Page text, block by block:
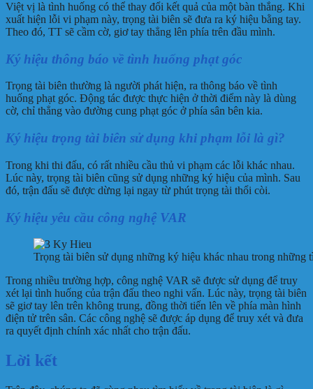
Việt vị là tình huống có thể thay đổi kết quả của một bàn thắng. Khi
xuất hiện lỗi vi phạm này, trọng tài biên sẽ đưa ra ký hiệu bằng tay.
Theo đó, TT sẽ cầm cờ, giơ tay thẳng lên phía trên đầu mình.
Ký hiệu thông báo về tình huống phạt góc
Trọng tài biên thường là người phát hiện, ra thông báo về tình
huống phạt góc. Động tác được thực hiện ở thời điểm này là dùng
cờ, chỉ thẳng vào đường cung phạt góc ở phía sân bên kia.
Ký hiệu trọng tài biên sử dụng khi phạm lỗi là gì?
Trong khi thi đấu, có rất nhiều cầu thủ vi phạm các lỗi khác nhau.
Lúc này, trọng tài biên cũng sử dụng những ký hiệu của mình. Sau
đó, trận đấu sẽ được dừng lại ngay từ phút trọng tài thổi còi.
Ký hiệu yêu cầu công nghệ VAR
Trọng tài biên sử dụng những ký hiệu khác nhau trong những
Trong nhiều trường hợp, công nghệ VAR sẽ được sử dụng để truy
xét lại tình huống của trận đấu theo nghi vấn. Lúc này, trọng tài biên
sẽ giơ tay lên trên không trung, đồng thời tiến lên về phía màn hình
điện tử trên sân. Các công nghệ sẽ được áp dụng để truy xét và đưa
ra quyết định chính xác nhất cho trận đấu.
Lời kết